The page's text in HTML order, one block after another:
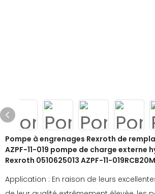
Pompe à engrenages Rexroth de
AZPF-11-019 pompe de charge externe
Rexroth 0510625013 AZPF-11-
Application : En raison de leurs